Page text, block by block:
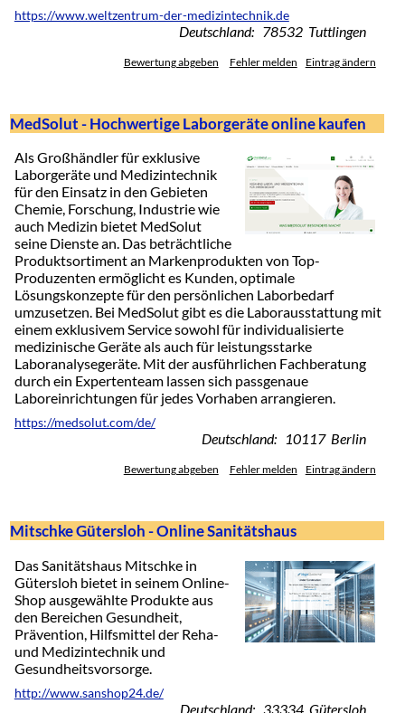
https://www.weltzentrum-der-medizintechnik.de
Deutschland: 78532 Tuttlingen
Bewertung abgeben Fehler melden Eintrag ändern
MedSolut - Hochwertige Laborgeräte online kaufen
Als Großhändler für exklusive
Laborgeräte und Medizintechnik
für den Einsatz in den Gebieten
Chemie, Forschung, Industrie wie
auch Medizin bietet MedSolut
seine Dienste an. Das beträchtliche
Produktsortiment an Markenprodukten von Top-
Produzenten ermöglicht es Kunden, optimale
Lösungskonzepte für den persönlichen Laborbedarf
umzusetzen. Bei MedSolut gibt es die Laborausstattung mit
einem exklusivem Service sowohl für individualisierte
medizinische Geräte als auch für leistungsstarke
Laboranalysegeräte. Mit der ausführlichen Fachberatung
durch ein Expertenteam lassen sich passgenaue
Laboreinrichtungen für jedes Vorhaben arrangieren.
https://medsolut.com/de/
Deutschland: 10117 Berlin
Bewertung abgeben Fehler melden Eintrag ändern
Mitschke Gütersloh - Online Sanitätshaus
Das Sanitätshaus Mitschke in
Gütersloh bietet in seinem Online-
Shop ausgewählte Produkte aus
den Bereichen Gesundheit,
Prävention, Hilfsmittel der Reha-
und Medizintechnik und
Gesundheitsvorsorge.
http://www.sanshop24.de/
Deutschland: 33334 Gütersloh